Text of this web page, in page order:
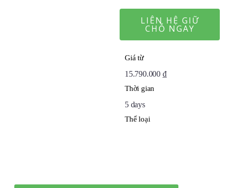
LIÊN HỆ GIỮ
CHỖ NGAY
Giá từ
15.790.000 ₫
Thời gian
5 days
Thể loại